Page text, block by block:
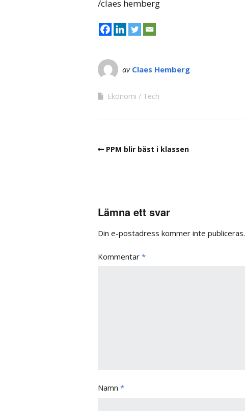
/claes hemberg
av Claes Hemberg
Ekonomi Tech
PPM blir bäst i klassen
Lämna ett svar
Din e-postadress kommer inte publiceras.
Kommentar *
Namn *